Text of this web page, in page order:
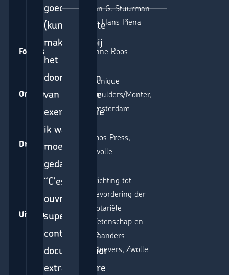
Jan G. Stuurman
en Hans Piena
Fotografie: Anne Roos
Ontwerp:
Monique
Smulders/Monter,
Amsterdam
Druk:
Epos Press,
Zwolle
Uitgave:
Stichting tot
Bevordering der
Notariële
Wetenschap en
Waanders
Uitgevers, Zwolle
goed
(kunst)boek te
maken, en bij
het
doorbladeren
van dit lijvige
exemplaar zie
ik wat voor
moeite er is
gedaan”
“C'est un
ouvrage
superbe qui
contient une
documentation
extraordinaire.